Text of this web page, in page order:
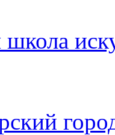
школа